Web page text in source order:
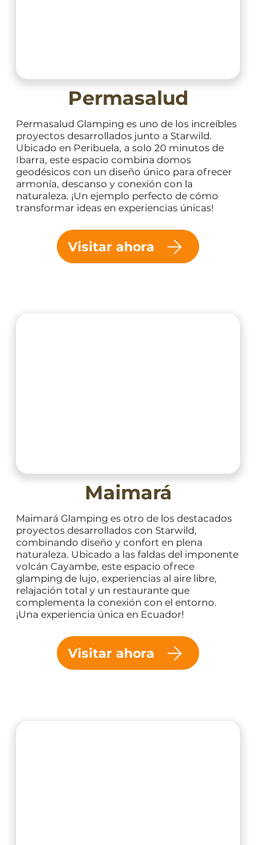
Permasalud
Permasalud Glamping es uno de los increíbles
proyectos desarrollados junto a Starwild.
Ubicado en Peribuela, a solo 20 minutos de
Ibarra, este espacio combina domos
geodésicos con un diseño único para ofrecer
armonía, descanso y conexión con la
naturaleza. ¡Un ejemplo perfecto de cómo
transformar ideas en experiencias únicas!
Visitar ahora
Maimará
Maimará Glamping es otro de los destacados
proyectos desarrollados con Starwild,
combinando diseño y confort en plena
naturaleza. Ubicado a las faldas del imponente
volcán Cayambe, este espacio ofrece
glamping de lujo, experiencias al aire libre,
relajación total y un restaurante que
complementa la conexión con el entorno.
¡Una experiencia única en Ecuador!
Visitar ahora